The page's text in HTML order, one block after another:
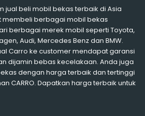
jual beli mobil bekas terbaik di Asia
membeli berbagai mobil bekas
berbagai merek mobil seperti Toyota,
Audi, Mercedes Benz dan BMW.
Carro ke customer mendapat garansi
dijamin bebas kecelakaan. Anda juga
dengan harga terbaik dan tertinggi
CARRO. Dapatkan harga terbaik untuk